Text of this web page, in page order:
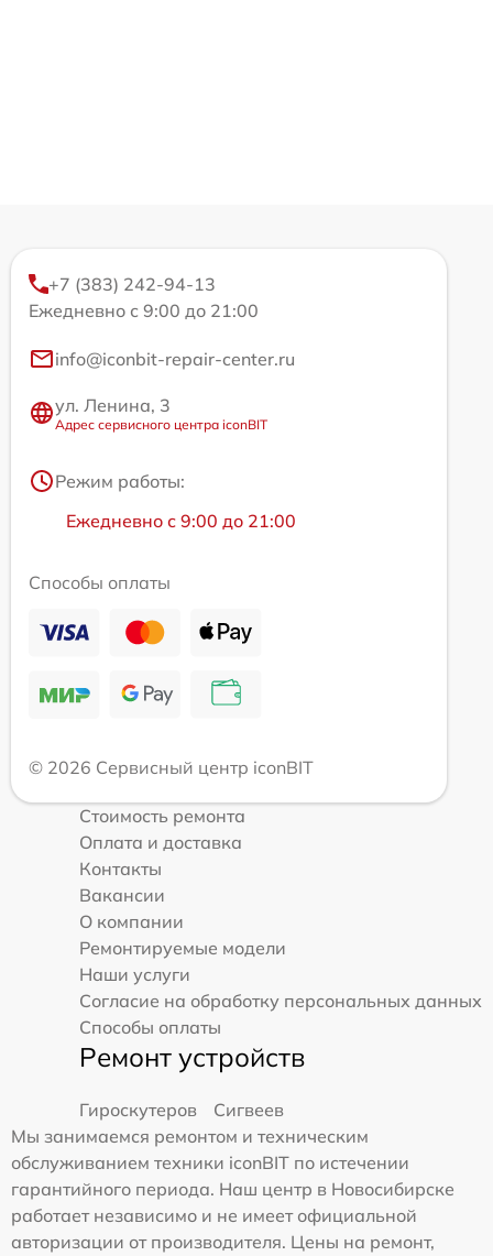
+7 (383) 242-94-13
Ежедневно с 9:00 до 21:00
info@iconbit-repair-center.ru
ул. Ленина, 3
Адрес сервисного центра iconBIT
Режим работы:
Ежедневно с 9:00 до 21:00
Способы оплаты
© 2026 Сервисный центр iconBIT
Стоимость ремонта
Оплата и доставка
Контакты
Вакансии
О компании
Ремонтируемые модели
Наши услуги
Согласие на обработку персональных данных
Способы оплаты
Ремонт устройств
Гироскутеров
Сигвеев
Мы занимаемся ремонтом и техническим
обслуживанием техники iconBIT по истечении
гарантийного периода. Наш центр в Новосибирске
работает независимо и не имеет официальной
авторизации от производителя. Цены на ремонт,